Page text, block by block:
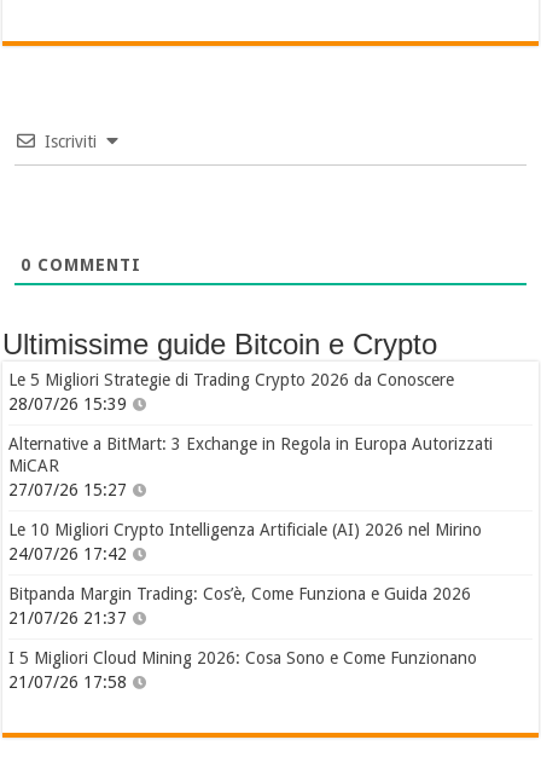
Iscriviti
0 COMMENTI
Ultimissime guide Bitcoin e Crypto
Le 5 Migliori Strategie di Trading Crypto 2026 da Conoscere
28/07/26 15:39
Alternative a BitMart: 3 Exchange in Regola in Europa Autorizzati
MiCAR
27/07/26 15:27
Le 10 Migliori Crypto Intelligenza Artificiale (AI) 2026 nel Mirino
24/07/26 17:42
Bitpanda Margin Trading: Cos’è, Come Funziona e Guida 2026
21/07/26 21:37
I 5 Migliori Cloud Mining 2026: Cosa Sono e Come Funzionano
21/07/26 17:58